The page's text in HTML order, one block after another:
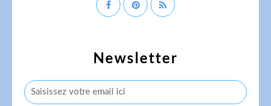
Newsletter